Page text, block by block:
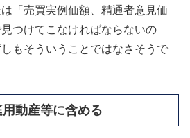
「売買実例価額、精通者意見価
つけてこなければならないの
もそういうことではなさそうで
動産等に含める